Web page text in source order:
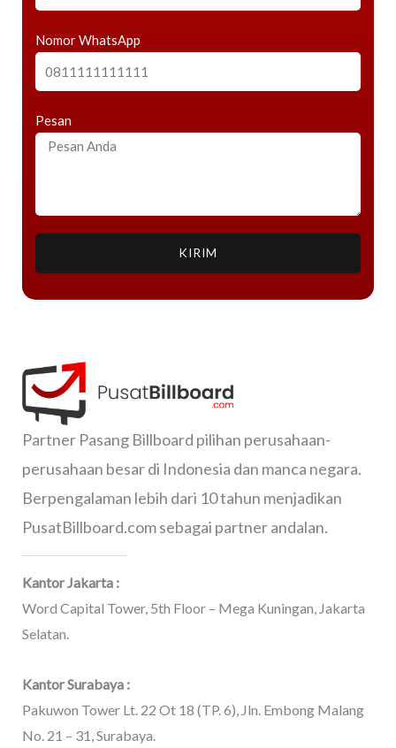
Nomor WhatsApp
Pesan
KIRIM
Partner Pasang Billboard pilihan perusahaan-
perusahaan besar di Indonesia dan manca negara.
Berpengalaman lebih dari 10 tahun menjadikan
PusatBillboard.com sebagai partner andalan.
Kantor Jakarta :
Word Capital Tower, 5th Floor – Mega Kuningan, Jakarta
Selatan.
Kantor Surabaya :
Pakuwon Tower Lt. 22 Ot 18 (TP. 6), Jln. Embong Malang
No. 21 – 31, Surabaya.